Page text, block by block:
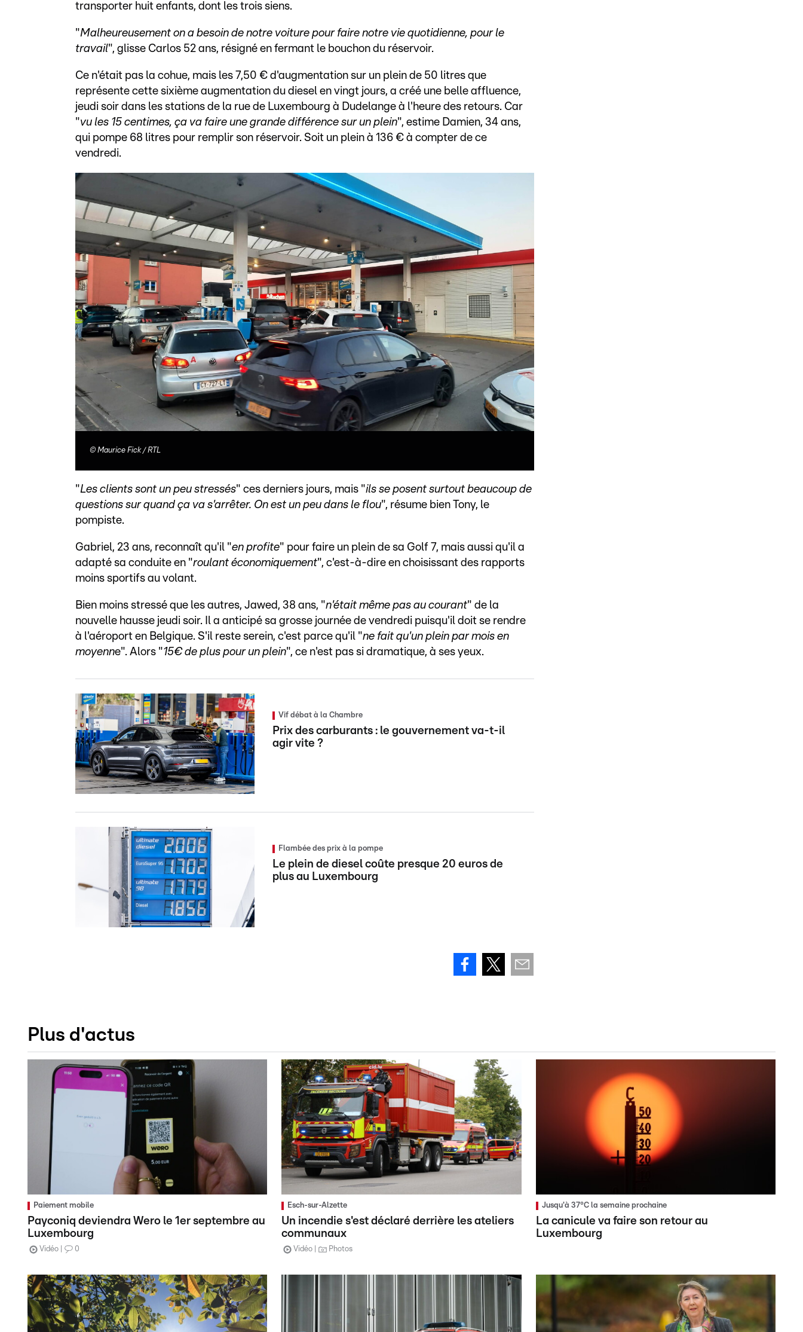
transporter huit enfants, dont les trois siens.
"Malheureusement on a besoin de notre voiture pour faire notre vie quotidienne, pour le
travail", glisse Carlos 52 ans, résigné en fermant le bouchon du réservoir.
Ce n'était pas la cohue, mais les 7,50 € d'augmentation sur un plein de 50 litres que
représente cette sixième augmentation du diesel en vingt jours, a créé une belle affluence,
jeudi soir dans les stations de la rue de Luxembourg à Dudelange à l'heure des retours. Car
"vu les 15 centimes, ça va faire une grande différence sur un plein", estime Damien, 34 ans,
qui pompe 68 litres pour remplir son réservoir. Soit un plein à 136 € à compter de ce
vendredi.
© Maurice Fick / RTL
"Les clients sont un peu stressés" ces derniers jours, mais "ils se posent surtout beaucoup de
questions sur quand ça va s'arrêter. On est un peu dans le flou", résume bien Tony, le
pompiste.
Gabriel, 23 ans, reconnaît qu'il "en profite" pour faire un plein de sa Golf 7, mais aussi qu'il a
adapté sa conduite en "roulant économiquement", c'est-à-dire en choisissant des rapports
moins sportifs au volant.
Bien moins stressé que les autres, Jawed, 38 ans, "n'était même pas au courant" de la
nouvelle hausse jeudi soir. Il a anticipé sa grosse journée de vendredi puisqu'il doit se rendre
à l'aéroport en Belgique. S'il reste serein, c'est parce qu'il "ne fait qu'un plein par mois en
moyenne". Alors "15€ de plus pour un plein", ce n'est pas si dramatique, à ses yeux.
Vif débat à la Chambre
Prix des carburants : le gouvernement va-t-il
agir vite ?
Flambée des prix à la pompe
Le plein de diesel coûte presque 20 euros de
plus au Luxembourg
Plus d'actus
Paiement mobile
Payconiq deviendra Wero le 1er septembre au
Luxembourg
Vidéo 0
Esch-sur-Alzette
Un incendie s'est déclaré derrière les ateliers
communaux
Vidéo Photos
Jusqu'à 37°C la semaine prochaine
La canicule va faire son retour au
Luxembourg